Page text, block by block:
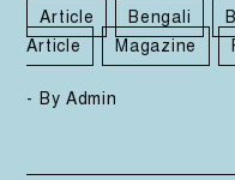
Article Bengali
Article
Magazine
- By Admin